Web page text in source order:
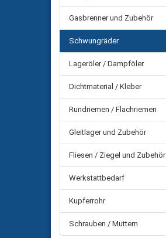
Gasbrenner und Zubehör
Schwungräder
Lageröler / Dampföler
Dichtmaterial / Kleber
Rundriemen / Flachriemen
Gleitlager und Zubehör
Fliesen / Ziegel und Zubehör
Werkstattbedarf
Kupferrohr
Schrauben / Muttern